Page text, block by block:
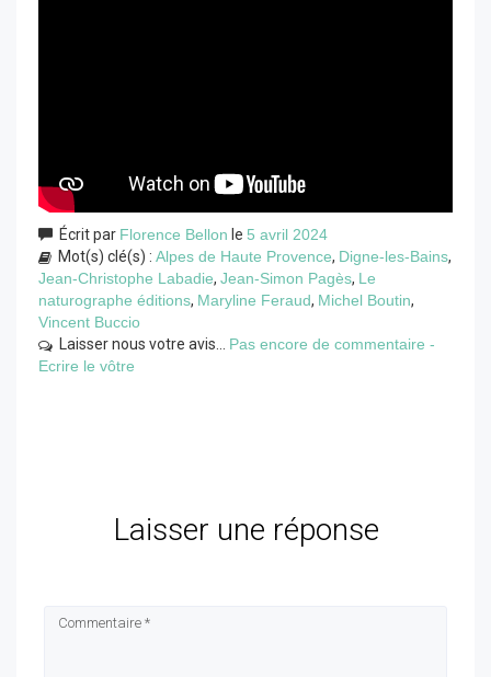
Écrit par Florence Bellon le 5 avril 2024
Mot(s) clé(s) : Alpes de Haute Provence, Digne-les-Bains,
Jean-Christophe Labadie, Jean-Simon Pagès, Le
naturographe éditions, Maryline Feraud, Michel Boutin,
Vincent Buccio
Laisser nous votre avis... Pas encore de commentaire -
Ecrire le vôtre
Laisser une réponse